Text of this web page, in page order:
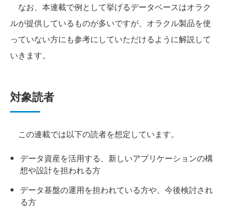
なお、本連載で例として挙げるデータベースはオラク
ルが提供しているものが多いですが、オラクル製品を使
っていない方にも参考にしていただけるように解説して
いきます。
対象読者
この連載では以下の読者を想定しています。
データ資産を活用する、新しいアプリケーションの構
想や設計を担われる方
データ基盤の運用を担われている方や、今後検討され
る方